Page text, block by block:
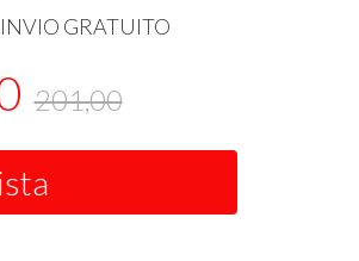
INVIO GRATUITO
201,00